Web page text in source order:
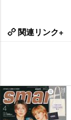
関連リンク+